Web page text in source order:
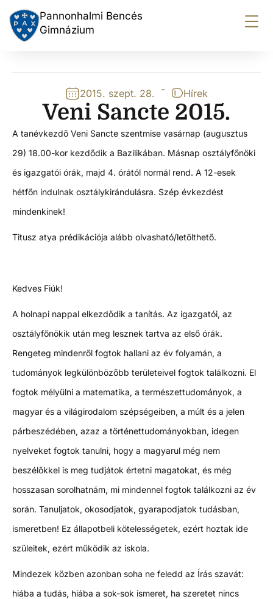
Pannonhalmi Bencés
Gimnázium
2015. szept. 28. - Hírek
Veni Sancte 2015.
A tanévkezdő Veni Sancte szentmise vasárnap (augusztus
29) 18.00-kor kezdődik a Bazilikában. Másnap osztályfőnöki
és igazgatói órák, majd 4. órától normál rend. A 12-esek
hétfőn indulnak osztálykirándulásra. Szép évkezdést
mindenkinek!
Titusz atya prédikációja alább olvasható/letölthető.
Kedves Fiúk!
A holnapi nappal elkezdődik a tanítás. Az igazgatói, az
osztályfőnökik után meg lesznek tartva az első órák.
Rengeteg mindenről fogtok hallani az év folyamán, a
tudományok legkülönbözőbb területeivel fogtok találkozni. El
fogtok mélyülni a matematika, a természettudományok, a
magyar és a világirodalom szépségeiben, a múlt és a jelen
párbeszédében, azaz a történettudományokban, idegen
nyelveket fogtok tanulni, hogy a magyarul még nem
beszélőkkel is meg tudjátok értetni magatokat, és még
hosszasan sorolhatnám, mi mindennel fogtok találkozni az év
során. Tanuljatok, okosodjatok, gyarapodjatok tudásban,
ismeretben! Ez állapotbeli kötelességetek, ezért hoztak ide
szüleitek, ezért működik az iskola.
Mindezek közben azonban soha ne feledd az Írás szavát:
hiába a tudás, hiába a sok-sok ismeret, ha szeretet nincs